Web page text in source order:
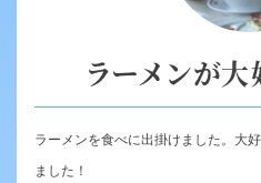
ラーメンが
ラーメンを食べに出掛けました。大
ました！